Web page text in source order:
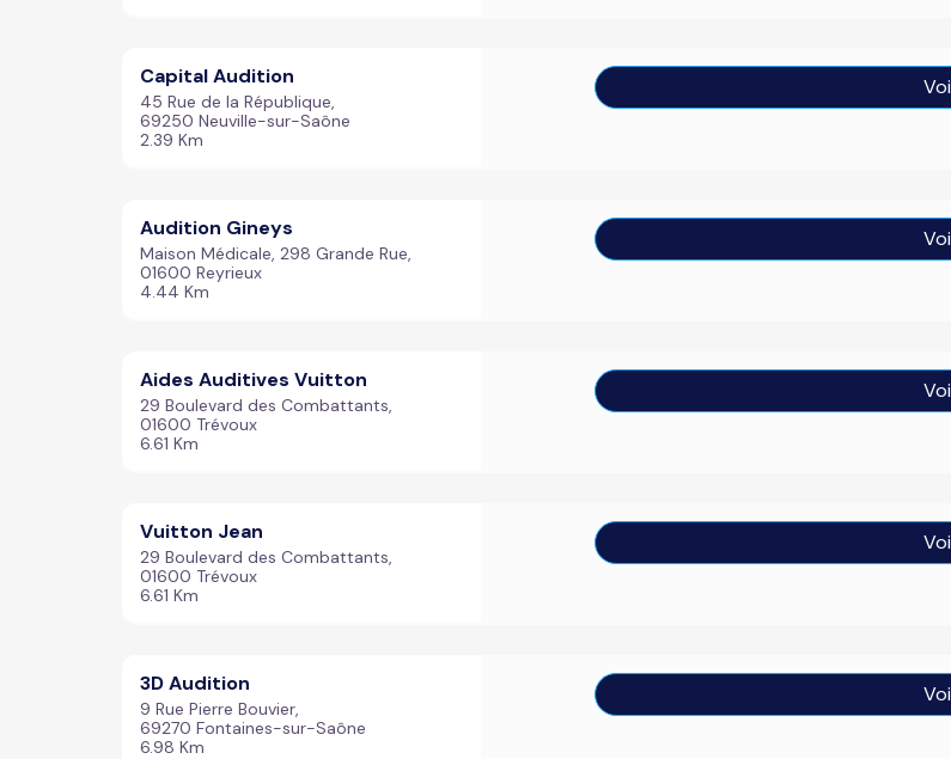
Capital Audition
45 Rue de la République,
69250 Neuville-sur-Saône
2.39 Km
Audition Gineys
Maison Médicale, 298 Grande Rue,
01600 Reyrieux
4.44 Km
Aides Auditives Vuitton
29 Boulevard des Combattants,
01600 Trévoux
6.61 Km
Vuitton Jean
29 Boulevard des Combattants,
01600 Trévoux
6.61 Km
3D Audition
9 Rue Pierre Bouvier,
69270 Fontaines-sur-Saône
6.98 Km